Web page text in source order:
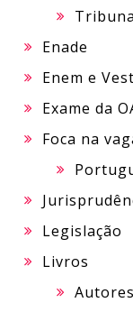
Enade
Enem e
Exame da
Foca na
Legislação
Livros
Autores